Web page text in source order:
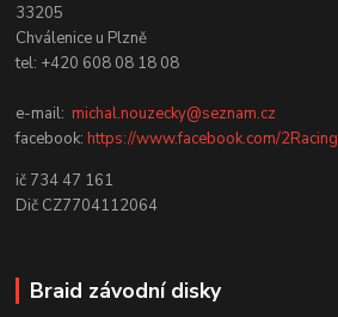
33205
Chválenice u Plzně
tel: +420 608 08 18 08
e-mail:michal.nouzecky@seznam.cz
facebook:https://www.facebook.com/2Racing
ič 734 47 161
Dič CZ7704112064
Braid závodní disky